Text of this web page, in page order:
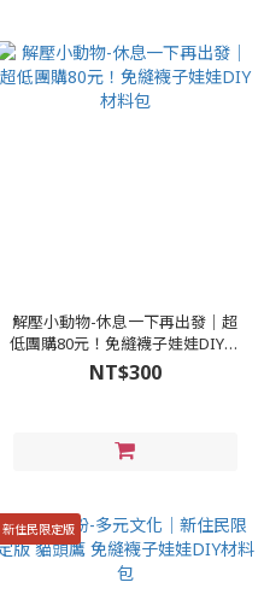
解壓小動物-休息一下再出發│超
低團購80元！免縫襪子娃娃DIY材
料包
NT$300
新住民限定版